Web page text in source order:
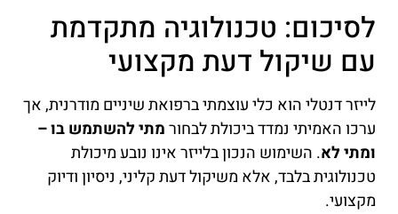
לסיכום: טכנולוגיה מתקדמת
עם שיקול דעת מקצועי
לייזר דנטלי הוא כלי עוצמתי ברפואת שיניים מודרנית, אך
ערכו האמיתי נמדד ביכולת לבחורמתי להשתמש בו –
ומתי לא. השימוש הנכון בלייזר אינו נובע מיכולת
טכנולוגית בלבד, אלא משיקול דעת קליני, ניסיון ודיוק
מקצועי.